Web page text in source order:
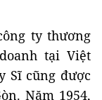
ty thương
tại Việt
Sĩ cũng được
Năm 1954,